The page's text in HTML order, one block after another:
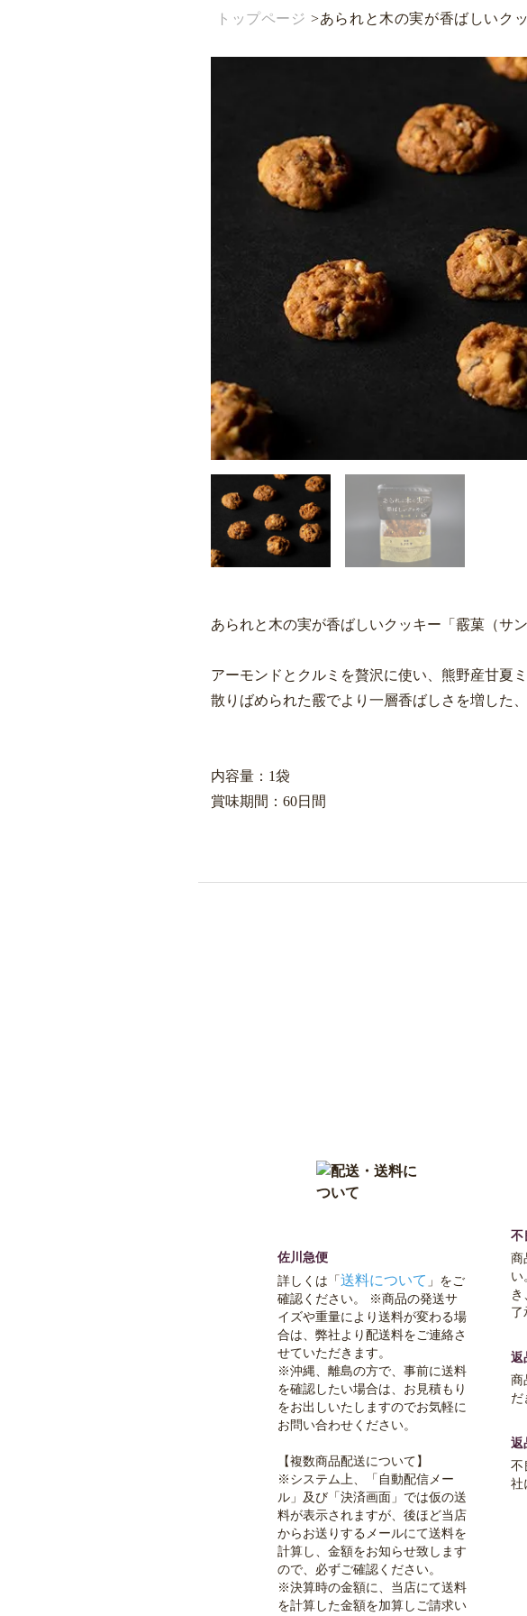
トップページ >あられと木の実が香ばしいク
あられと木の実が香ばしいクッキー「霰菓（サン
アーモンドとクルミを贅沢に使い、熊野産甘夏
散りばめられた霰でより一層香ばしさを増した
内容量：1袋
賞味期間：60日間
佐川急便
詳しくは「 送料について 」をご
確認ください。 ※商品の発送サ
イズや重量により送料が変わる場
合は、弊社より配送料をご連絡さ
せていただきます。
※沖縄、離島の方で、事前に送料
を確認したい場合は、お見積もり
をお出しいたしますのでお気軽に
お問い合わせください。
【複数商品配送について】
※システム上、「自動配信メー
ル」及び「決済画面」では仮の送
料が表示されますが、後ほど当店
からお送りするメールにて送料を
計算し、金額をお知らせ致します
ので、必ずご確認ください。
※決算時の金額に、当店にて送料
を計算した金額を加算しご請求い
不
商
い
了
返
商
だ
返
不
社